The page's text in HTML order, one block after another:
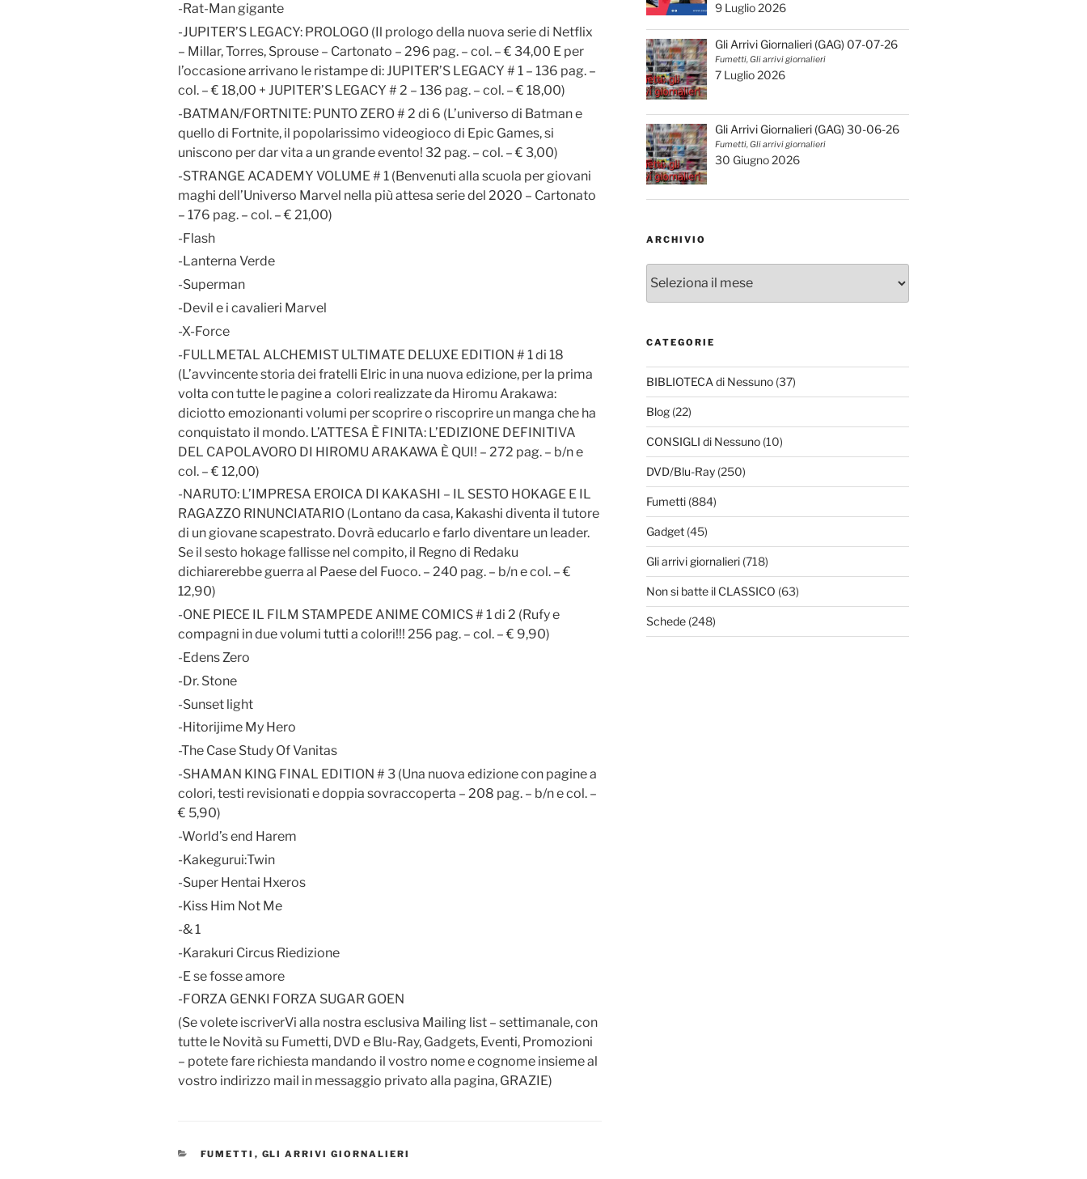
-Rat-Man gigante
-JUPITER’S LEGACY: PROLOGO (Il prologo della nuova serie di Netflix
– Millar, Torres, Sprouse – Cartonato – 296 pag. – col. – € 34,00 E per
l’occasione arrivano le ristampe di: JUPITER’S LEGACY # 1 – 136 pag. –
col. – € 18,00 + JUPITER’S LEGACY # 2 – 136 pag. – col. – € 18,00)
-BATMAN/FORTNITE: PUNTO ZERO # 2 di 6 (L’universo di Batman e
quello di Fortnite, il popolarissimo videogioco di Epic Games, si
uniscono per dar vita a un grande evento! 32 pag. – col. – € 3,00)
-STRANGE ACADEMY VOLUME # 1 (Benvenuti alla scuola per giovani
maghi dell’Universo Marvel nella più attesa serie del 2020 – Cartonato
– 176 pag. – col. – € 21,00)
-Flash
-Lanterna Verde
-Superman
-Devil e i cavalieri Marvel
-X-Force
-FULLMETAL ALCHEMIST ULTIMATE DELUXE EDITION # 1 di 18
(L’avvincente storia dei fratelli Elric in una nuova edizione, per la prima
volta con tutte le pagine a colori realizzate da Hiromu Arakawa:
diciotto emozionanti volumi per scoprire o riscoprire un manga che ha
conquistato il mondo. L’ATTESA È FINITA: L’EDIZIONE DEFINITIVA
DEL CAPOLAVORO DI HIROMU ARAKAWA È QUI! – 272 pag. – b/n e
col. – € 12,00)
-NARUTO: L’IMPRESA EROICA DI KAKASHI – IL SESTO HOKAGE E IL
RAGAZZO RINUNCIATARIO (Lontano da casa, Kakashi diventa il tutore
di un giovane scapestrato. Dovrà educarlo e farlo diventare un leader.
Se il sesto hokage fallisse nel compito, il Regno di Redaku
dichiarerebbe guerra al Paese del Fuoco. – 240 pag. – b/n e col. – €
12,90)
-ONE PIECE IL FILM STAMPEDE ANIME COMICS # 1 di 2 (Rufy e
compagni in due volumi tutti a colori!!! 256 pag. – col. – € 9,90)
-Edens Zero
-Dr. Stone
-Sunset light
-Hitorijime My Hero
-The Case Study Of Vanitas
-SHAMAN KING FINAL EDITION # 3 (Una nuova edizione con pagine a
colori, testi revisionati e doppia sovraccoperta – 208 pag. – b/n e col. –
€ 5,90)
-World’s end Harem
-Kakegurui:Twin
-Super Hentai Hxeros
-Kiss Him Not Me
-& 1
-Karakuri Circus Riedizione
-E se fosse amore
-FORZA GENKI FORZA SUGAR GOEN
(Se volete iscriverVi alla nostra esclusiva Mailing list – settimanale, con
tutte le Novità su Fumetti, DVD e Blu-Ray, Gadgets, Eventi, Promozioni
– potete fare richiesta mandando il vostro nome e cognome insieme al
vostro indirizzo mail in messaggio privato alla pagina, GRAZIE)
CATEGORIE
FUMETTI , GLI ARRIVI GIORNALIERI
9 Luglio 2026
Gli Arrivi Giornalieri (GAG) 07-07-26
Fumetti, Gli arrivi giornalieri
7 Luglio 2026
Gli Arrivi Giornalieri (GAG) 30-06-26
Fumetti, Gli arrivi giornalieri
30 Giugno 2026
ARCHIVIO
CATEGORIE
BIBLIOTECA di Nessuno(37)
Blog(22)
CONSIGLI di Nessuno(10)
DVD/Blu-Ray(250)
Fumetti(884)
Gadget(45)
Gli arrivi giornalieri(718)
Non si batte il CLASSICO (63)
Schede(248)